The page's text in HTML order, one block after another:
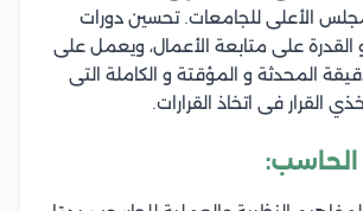
الأعلى للجامعات. تحسين دورات
القدرة على متابعة الأعمال، ويعمل على
المحدثة و المؤقتة و الكاملة التى
القرار فى اتخاذ القرارات.